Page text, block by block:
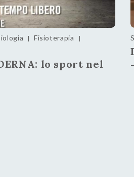
| Fisioterapia |
lo sport nel